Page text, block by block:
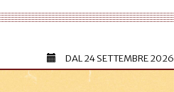
DAL24 SETTEMBRE 2026